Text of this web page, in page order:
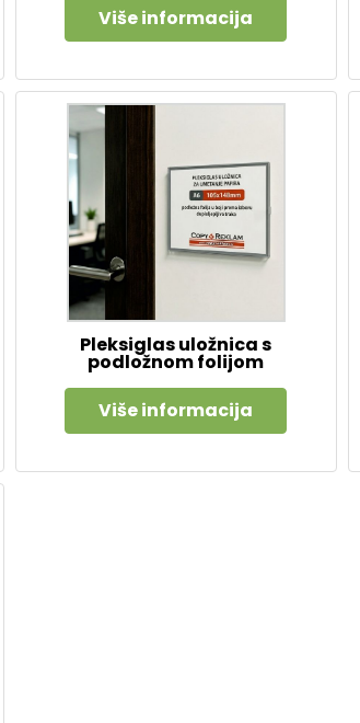
Više informacija
Pleksiglas uložnica s
podložnom folijom
Više informacija